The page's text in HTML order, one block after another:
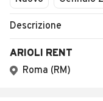
Concessionari